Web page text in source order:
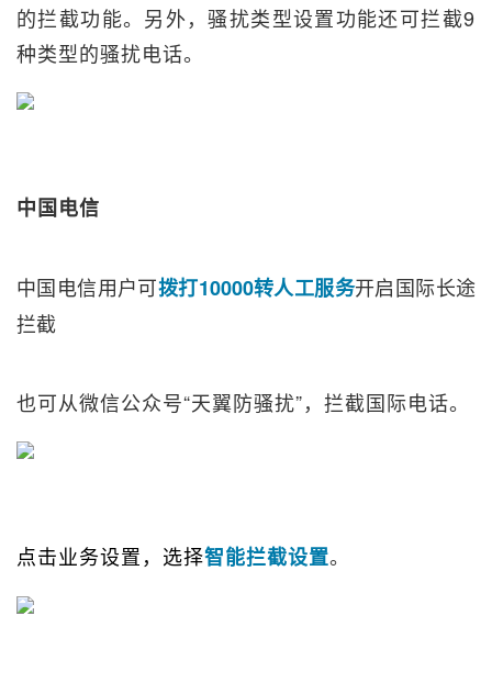
的拦截功能。另外，骚扰类型设置功能还可拦截9
种类型的骚扰电话。
中国电信
中国电信用户可拨打10000转人工服务开启国际长途
拦截
也可从微信公众号“天翼防骚扰”，拦截国际电话。
点击业务设置，选择智能拦截设置。